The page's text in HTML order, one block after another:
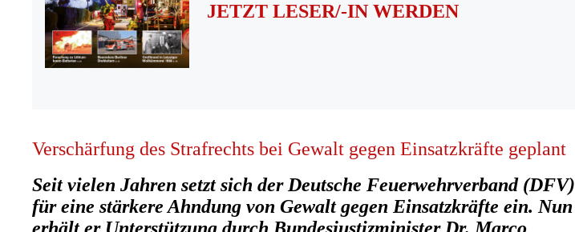
JETZT LESER/-IN WERDEN
Verschärfung des Strafrechts bei Gewalt gegen Einsatzkräfte geplant
Seit vielen Jahren setzt sich der Deutsche Feuerwehrverband (DFV)
für eine stärkere Ahndung von Gewalt gegen Einsatzkräfte ein. Nun
erhält er Unterstützung durch Bundesjustizminister Dr. Marco